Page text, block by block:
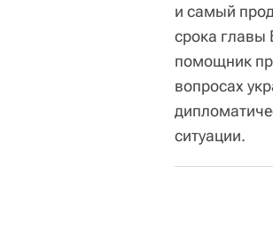
и самый
срока главы
помощник
вопросах
ситуации.